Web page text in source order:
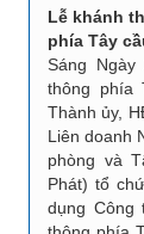
Lễ khánh
phía Tây
Sáng
thông phía
Thành ủy,
Liên doanh
phòng và
Phát) tổ
dụng Công